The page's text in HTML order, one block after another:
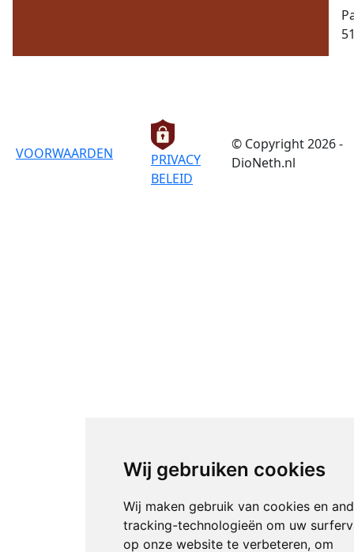
Wij gebruiken cookies
Wij maken gebruik van cookies en
tracking-technologieën om uw
op onze website te verbeteren, om
VOORWAARDEN
PRIVACY
BELEID
© Copyright 2026 -
DioNeth.nl